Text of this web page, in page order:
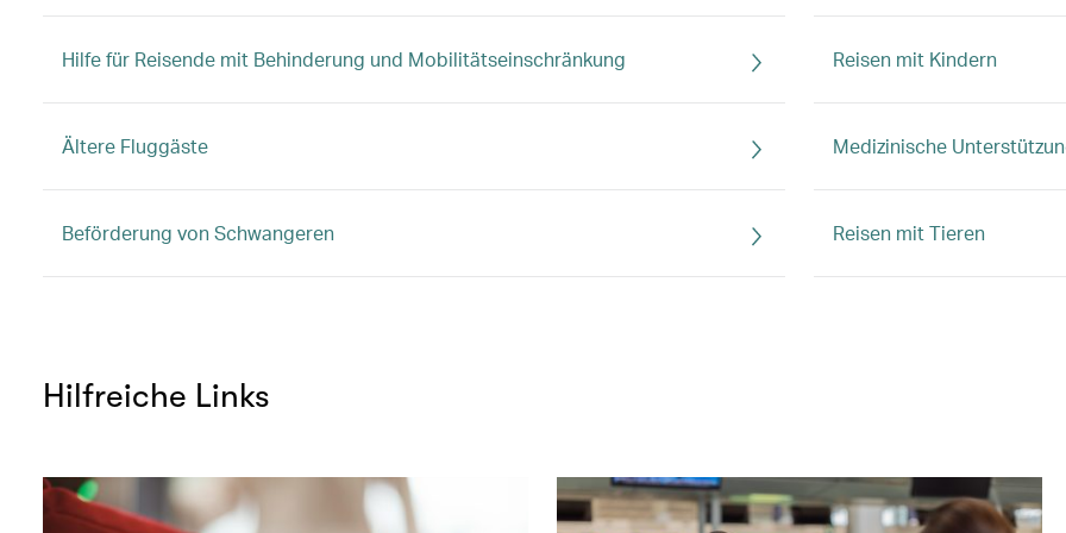
Hilfe für Reisende mit Behinderung und Mobilitätseinschränkung Reisen mit Kindern
Ältere Fluggäste Medizinische
Beförderung von Schwangeren Reisen mit Tieren
Hilfreiche Links